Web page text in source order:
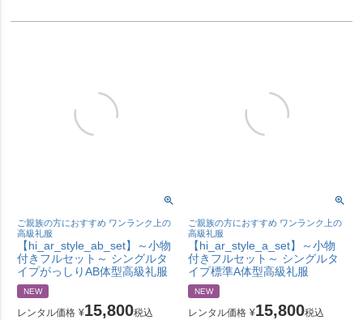
ご親族の方におすすめ ワンランク上の
高級礼服
【hi_ar_style_ab_set】～小物
付きフルセット～ シングルタ
イプがっしりAB体型高級礼服
NEW
レンタル価格 ¥15,800税込
ご親族の方におすすめ ワンランク上の
高級礼服
【hi_ar_style_a_set】～小物
付きフルセット～ シングルタ
イプ標準A体型高級礼服
NEW
レンタル価格 ¥15,800税込